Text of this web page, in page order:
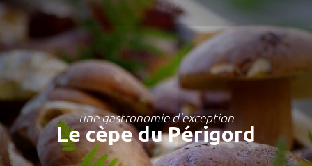
une gastronomie d'exception
Le cèpe du Périgord